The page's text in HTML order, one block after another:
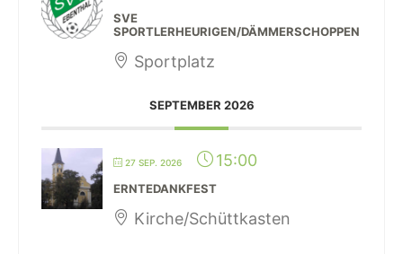
SVE
SPORTLERHEURIGEN/DÄMMERSCHOPPEN
Sportplatz
SEPTEMBER 2026
27 SEP. 2026 15:00
ERNTEDANKFEST
Kirche/Schüttkasten